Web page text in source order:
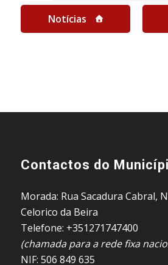
Notícias
Contactos do
Morada: Rua Sacadura Cabral,
Celorico da Beira
Telefone: +351271747400
(chamada para a rede fixa
NIF: 506 849 635